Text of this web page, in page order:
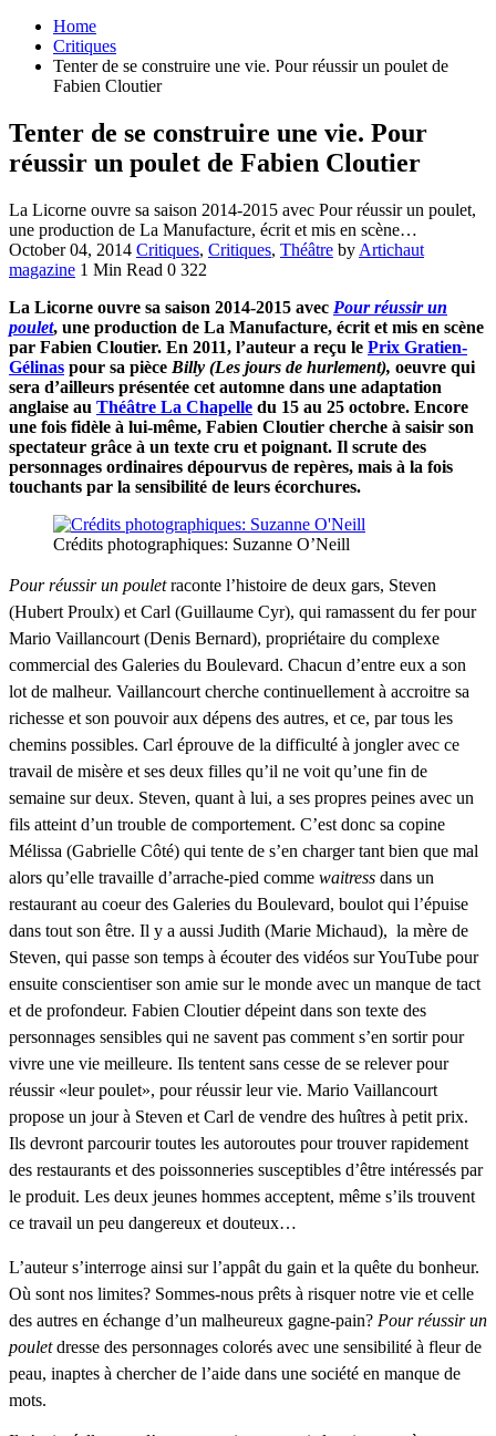
Home
Critiques
Tenter de se construire une vie. Pour réussir un poulet de
Fabien Cloutier
Tenter de se construire une vie. Pour
réussir un poulet de Fabien Cloutier
La Licorne ouvre sa saison 2014-2015 avec Pour réussir un poulet,
une production de La Manufacture, écrit et mis en scène…
October 04, 2014 Critiques, Critiques, Théâtre by Artichaut
magazine 1 Min Read 0 322
La Licorne ouvre sa saison 2014-2015 avec Pour réussir un
poulet, une production de La Manufacture, écrit et mis en scène
par Fabien Cloutier. En 2011, l’auteur a reçu le Prix Gratien-
Gélinas pour sa pièce Billy (Les jours de hurlement), oeuvre qui
sera d’ailleurs présentée cet automne dans une adaptation
anglaise au Théâtre La Chapelle du 15 au 25 octobre. Encore
une fois fidèle à lui-même, Fabien Cloutier cherche à saisir son
spectateur grâce à un texte cru et poignant. Il scrute des
personnages ordinaires dépourvus de repères, mais à la fois
touchants par la sensibilité de leurs écorchures.
Crédits photographiques: Suzanne O’Neill
Pour réussir un pouletraconte l’histoire de deux gars, Steven
(Hubert Proulx) et Carl (Guillaume Cyr), qui ramassent du fer pour
Mario Vaillancourt (Denis Bernard), propriétaire du complexe
commercial des Galeries du Boulevard. Chacun d’entre eux a son
lot de malheur. Vaillancourt cherche continuellement à accroitre sa
richesse et son pouvoir aux dépens des autres, et ce, par tous les
chemins possibles. Carl éprouve de la difficulté à jongler avec ce
travail de misère et ses deux filles qu’il ne voit qu’une fin de
semaine sur deux. Steven, quant à lui, a ses propres peines avec un
fils atteint d’un trouble de comportement. C’est donc sa copine
Mélissa (Gabrielle Côté) qui tente de s’en charger tant bien que mal
alors qu’elle travaille d’arrache-pied comme waitress dans un
restaurant au coeur des Galeries du Boulevard, boulot qui l’épuise
dans tout son être. Il y a aussi Judith (Marie Michaud), la mère de
Steven, qui passe son temps à écouter des vidéos surYouTube pour
ensuite conscientiser son amie sur le monde avec un manque de tact
et de profondeur. Fabien Cloutier dépeint dans son texte des
personnages sensibles qui ne savent pas comment s’en sortir pour
vivre une vie meilleure. Ils tentent sans cesse de se relever pour
réussir «leur poulet», pour réussir leur vie. Mario Vaillancourt
propose un jour à Steven et Carl de vendre des huîtres à petit prix.
Ils devront parcourir toutes les autoroutes pour trouver rapidement
des restaurants et des poissonneries susceptibles d’être intéressés par
le produit. Les deux jeunes hommes acceptent, même s’ils trouvent
ce travail un peu dangereux et douteux…
L’auteur s’interroge ainsi sur l’appât du gain et la quête du bonheur.
Où sont nos limites? Sommes-nous prêts à risquer notre vie et celle
des autres en échange d’un malheureux gagne-pain? Pour réussir un
pouletdresse des personnages colorés avec une sensibilité à fleur de
peau, inaptes à chercher de l’aide dans une société en manque de
mots.